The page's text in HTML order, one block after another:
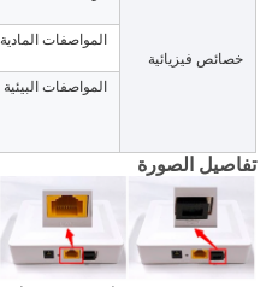
خصائص فيزيائية
المواصفات المادية
المواصفات البيئية
تفاصيل الصورة